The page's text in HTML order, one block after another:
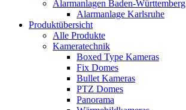
Alarmanlagen Baden-Württemberg
Alarmanlage Karlsruhe
Produktübersicht
Alle Produkte
Kameratechnik
Boxed Type Kameras
Fix Domes
Bullet Kameras
PTZ Domes
Panorama